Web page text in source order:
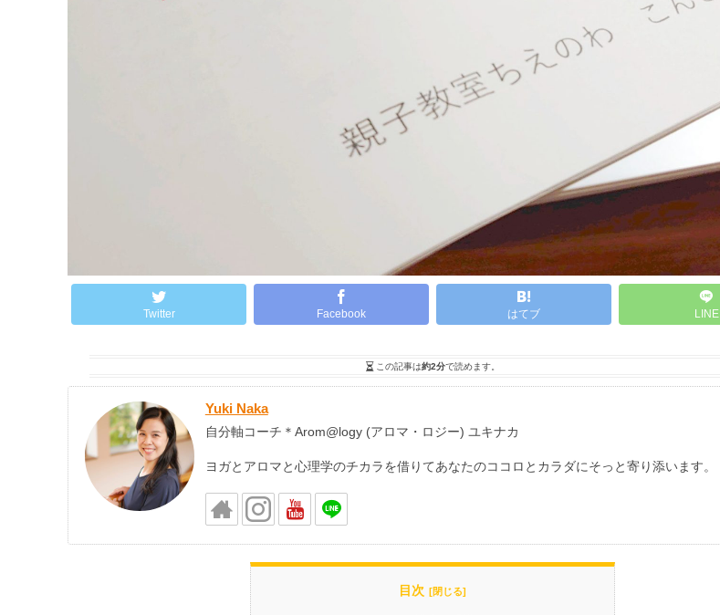
Twitter Facebook はてブ LINE
この記事は約2分で読めます。
Yuki Naka
自分軸コーチ＊Arom@logy (アロマ・ロジー) ユキナカ
ヨガとアロマと心理学のチカラを借りてあなたのココロとカラダにそっと寄り添います。
目次